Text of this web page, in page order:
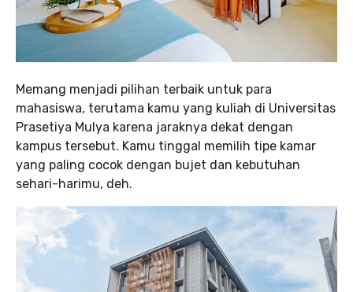
Memang menjadi pilihan terbaik untuk para
mahasiswa, terutama kamu yang kuliah di Universitas
Prasetiya Mulya karena jaraknya dekat dengan
kampus tersebut. Kamu tinggal memilih tipe kamar
yang paling cocok dengan bujet dan kebutuhan
sehari-harimu, deh.